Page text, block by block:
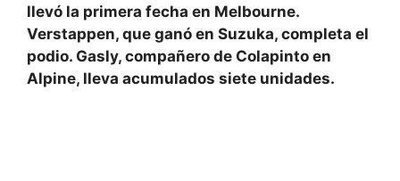
llevó la primera fecha en Melbourne.
Verstappen, que ganó en Suzuka, completa el
podio. Gasly, compañero de Colapinto en
Alpine, lleva acumulados siete unidades.